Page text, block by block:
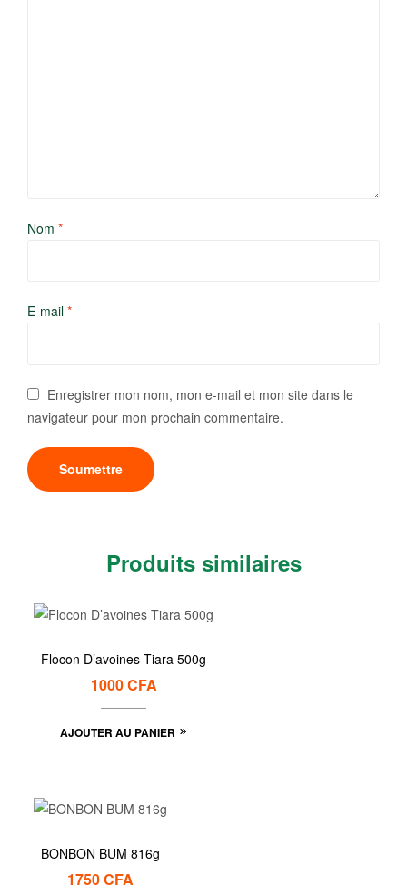
Nom *
E-mail *
Enregistrer mon nom, mon e-mail et mon site dans le
navigateur pour mon prochain commentaire.
Produits similaires
Flocon D’avoines Tiara 500g
1000CFA
AJOUTER AU PANIER
BONBON BUM 816g
1750CFA